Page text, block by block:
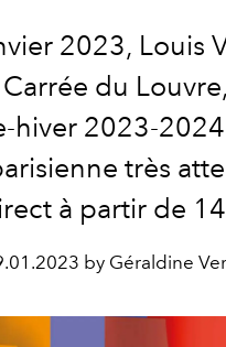
2023, Louis
du
hiver 2023-
très
à partir de
by Géraldine